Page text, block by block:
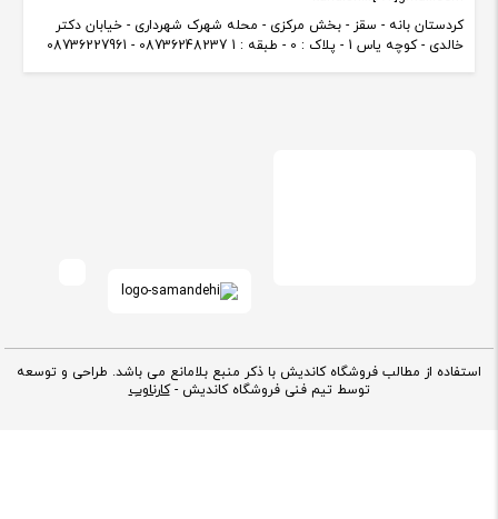
کردستان بانه - سقز - بخش مرکزی - محله شهرک شهرداری - خیابان دکتر
خالدی - کوچه یاس 1 - پلاک : 0 - طبقه : 1 08736248237 - 08736227961
استفاده از مطالب فروشگاه کاندیش با ذکر منبع بلامانع می باشد. طراحی و توسعه
توسط تیم فنی فروشگاه کاندیش -کارناوب